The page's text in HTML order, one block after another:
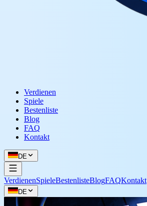
Verdienen
Spiele
Bestenliste
Blog
FAQ
Kontakt
DE
VerdienenSpieleBestenlisteBlogFAQKontakt
DE